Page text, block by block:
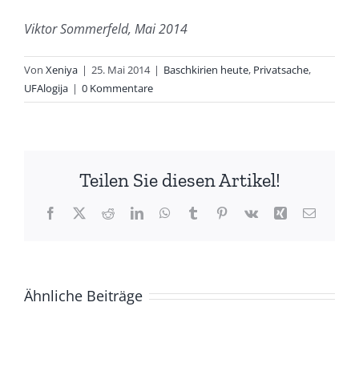
Viktor Sommerfeld, Mai 2014
Von Xeniya | 25. Mai 2014 | Baschkirien heute, Privatsache,
UFAlogija | 0 Kommentare
Teilen Sie diesen Artikel!
Facebook
X RedditLinkedInWhatsApp
TumblrPinterest
Vk Xing E-
Ähnliche Beiträge